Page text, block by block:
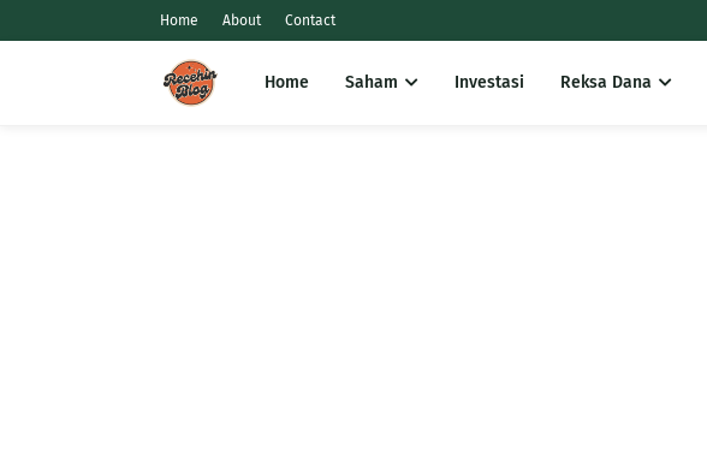
Home About Contact
Home Saham Investasi Reksa Dana